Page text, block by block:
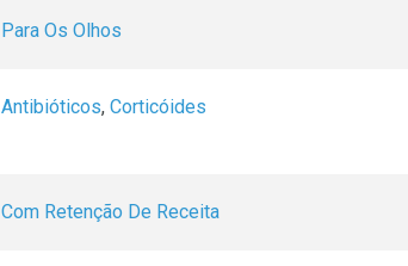
Para Os Olhos
Antibióticos, Corticóides
Com Retenção De Receita